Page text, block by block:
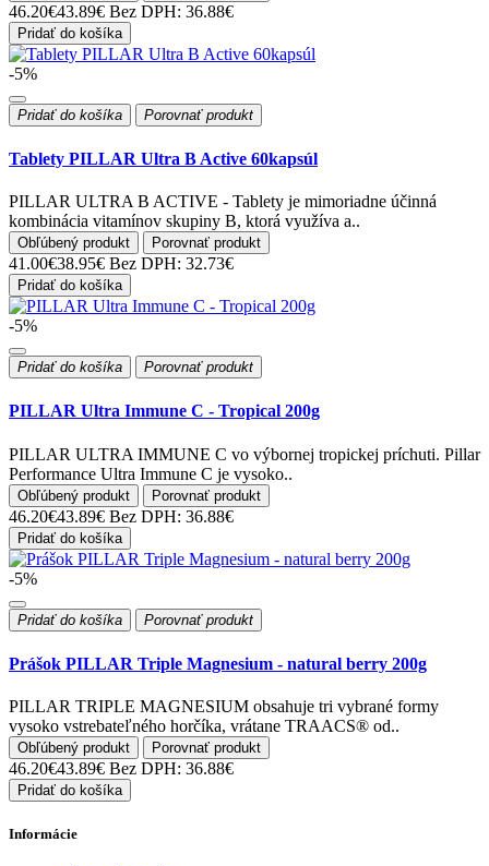
46.20€43.89€ Bez DPH: 36.88€
Pridať do košíka
-5%
Pridať do košíka Porovnať produkt
Tablety PILLAR Ultra B Active 60kapsúl
PILLAR ULTRA B ACTIVE - Tablety je mimoriadne účinná
kombinácia vitamínov skupiny B, ktorá využíva a..
Obľúbený produkt Porovnať produkt
41.00€38.95€ Bez DPH: 32.73€
Pridať do košíka
-5%
Pridať do košíka Porovnať produkt
PILLAR Ultra Immune C - Tropical 200g
PILLAR ULTRA IMMUNE C vo výbornej tropickej príchuti. Pillar
Performance Ultra Immune C je vysoko..
Obľúbený produkt Porovnať produkt
46.20€43.89€ Bez DPH: 36.88€
Pridať do košíka
-5%
Pridať do košíka Porovnať produkt
Prášok PILLAR Triple Magnesium - natural berry 200g
PILLAR TRIPLE MAGNESIUM obsahuje tri vybrané formy
vysoko vstrebateľného horčíka, vrátane TRAACS® od..
Obľúbený produkt Porovnať produkt
46.20€43.89€ Bez DPH: 36.88€
Pridať do košíka
Informácie